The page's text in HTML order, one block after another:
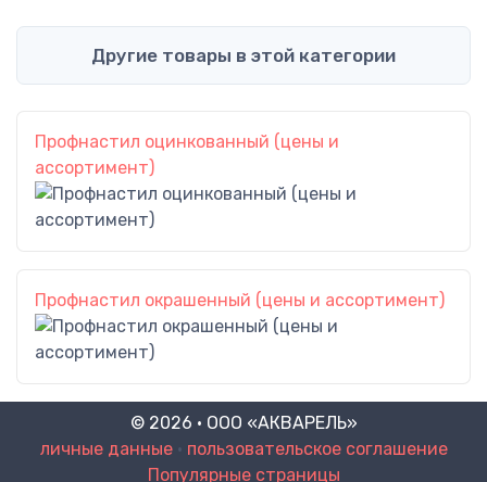
Другие товары в этой категории
Профнастил оцинкованный (цены и
ассортимент)
Профнастил окрашенный (цены и ассортимент)
© 2026 · ООО «АКВАРЕЛЬ»
личные данные• пользовательское соглашение
Популярные страницы